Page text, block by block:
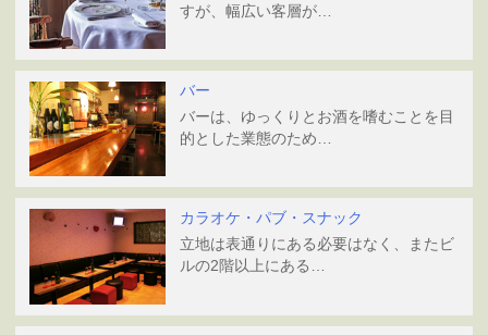
すが、幅広い客層が…
バー
バーは、ゆっくりとお酒を嗜むことを目
的とした業態のため…
カラオケ・パブ・スナック
立地は表通りにある必要はなく、またビ
ルの2階以上にある…